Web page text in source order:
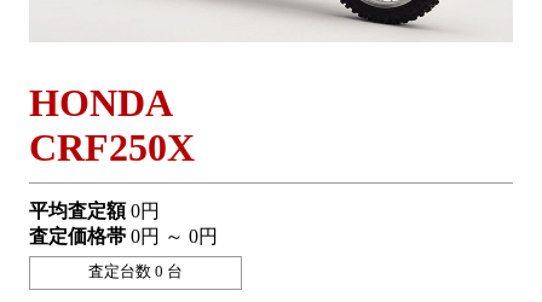
HONDA
CRF250X
平均査定額0円
査定価格帯 0円 ～ 0円
査定台数 0 台